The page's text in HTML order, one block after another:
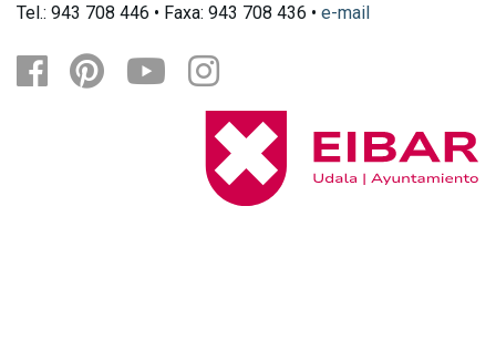
Tel.: 943 708 446 • Faxa: 943 708 436 • e-mail